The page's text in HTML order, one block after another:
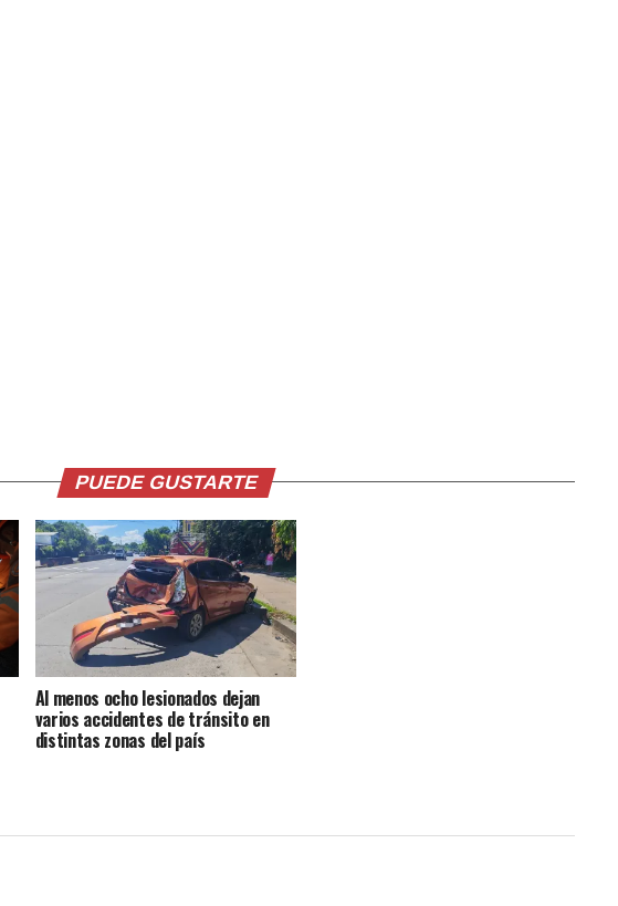
PUEDE GUSTARTE
Al menos ocho lesionados dejan
varios accidentes de tránsito en
distintas zonas del país